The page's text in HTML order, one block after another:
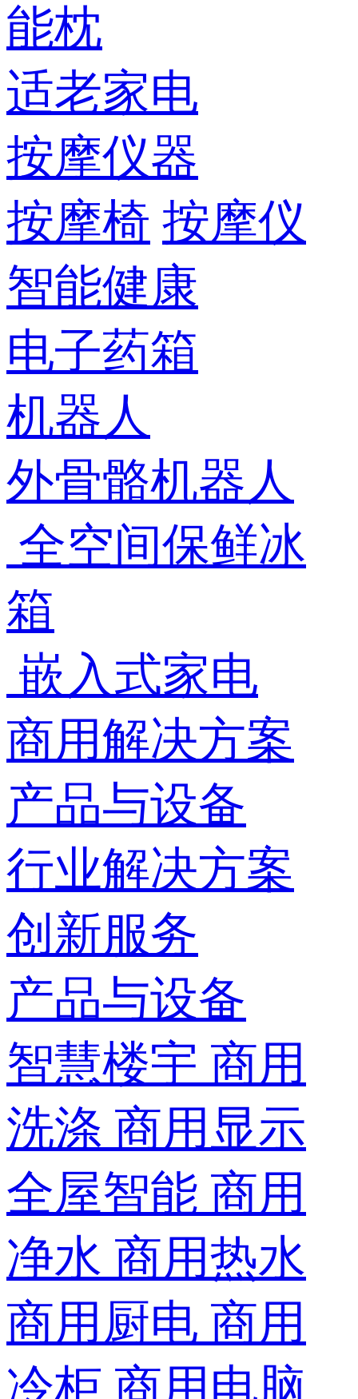
能枕
适老家电
按摩仪器
按摩椅 按摩仪
智能健康
电子药箱
机器人
外骨骼机器人
全空间保鲜冰
箱
嵌入式家电
商用解决方案
产品与设备
行业解决方案
创新服务
产品与设备
智慧楼宇 商用
洗涤 商用显示
全屋智能 商用
净水 商用热水
商用厨电 商用
冷柜 商用电脑